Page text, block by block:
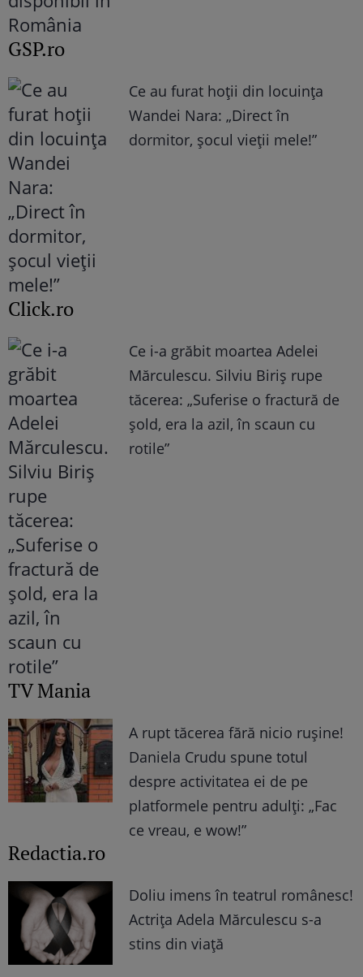
GSP.ro
Ce au furat hoții din locuința
Wandei Nara: „Direct în
dormitor, șocul vieții mele!”
Click.ro
Ce i-a grăbit moartea Adelei
Mărculescu. Silviu Biriș rupe
tăcerea: „Suferise o fractură de
șold, era la azil, în scaun cu
rotile”
TV Mania
A rupt tăcerea fără nicio rușine!
Daniela Crudu spune totul
despre activitatea ei de pe
platformele pentru adulți: „Fac
ce vreau, e wow!”
Redactia.ro
Doliu imens în teatrul românesc!
Actrița Adela Mărculescu s-a
stins din viață